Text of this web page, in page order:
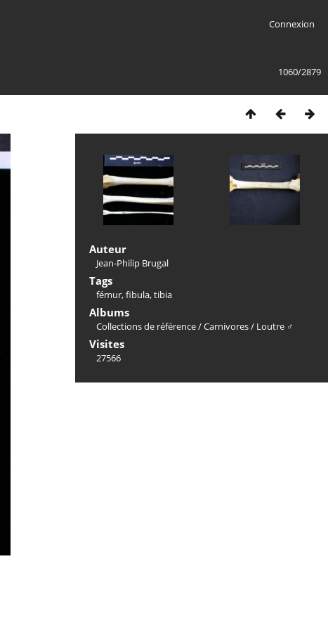
Connexion
1060/2879
Auteur
Jean-Philip Brugal
Tags
fémur,fibula,tibia
Albums
Collections de référence/Carnivores/ Loutre ♂
Visites
27566